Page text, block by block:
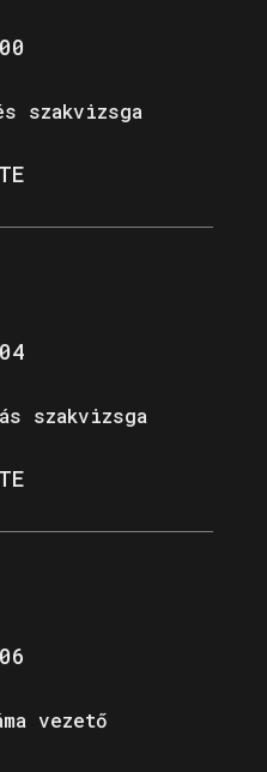
szakvizsga
szakvizsga
vezető